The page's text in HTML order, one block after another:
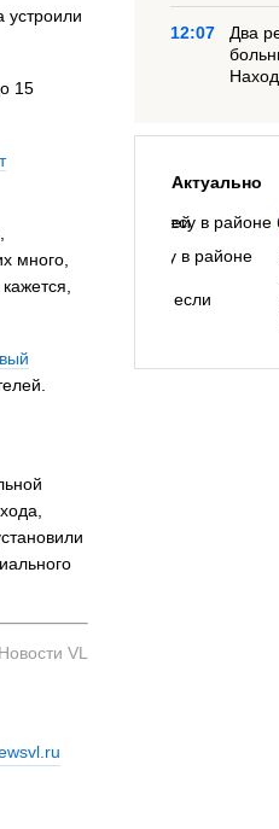
устроили
15
много,
VL
12:07
Два
Актуально
заблудилась в лесу в районе
— напоминаем, как
походу, и что делать, если